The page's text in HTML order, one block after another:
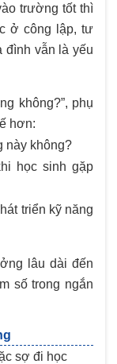
trường tốt thì
ở công lập, tư
đình vẫn là yếu
không?”, phụ
hơn:
này không?
học sinh gặp
triển kỹ năng
lâu dài đến
số trong ngắn
sợ đi học